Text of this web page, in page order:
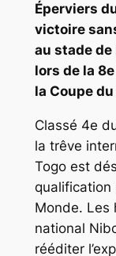
Éperviers
victoire
au stade de
lors de la
la Coupe
Classé 4e
la trêve
Togo est
qualification
Monde. Les
national
rééditer